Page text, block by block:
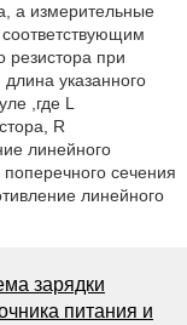
а измерительные
при
указанного
,где L
R
линейного
сечения
линейного
зарядки
питания и